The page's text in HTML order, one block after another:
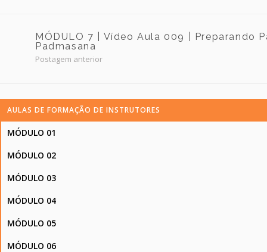
MÓDULO 7 | Vídeo Aula 009 | Preparando
Padmasana
Postagem anterior
AULAS DE FORMAÇÃO DE INSTRUTORES
MÓDULO 01
MÓDULO 02
MÓDULO 03
MÓDULO 04
MÓDULO 05
MÓDULO 06